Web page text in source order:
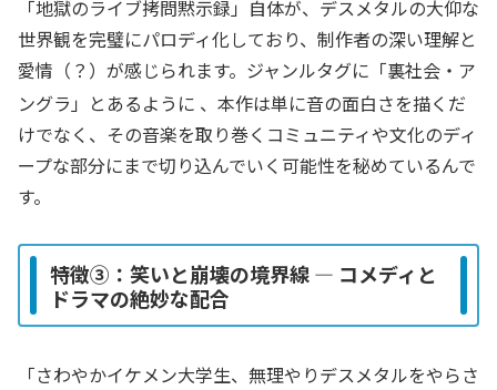
「地獄のライブ拷問黙示録」自体が、デスメタルの大仰な
世界観を完璧にパロディ化しており、制作者の深い理解と
愛情（？）が感じられます。ジャンルタグに「裏社会・ア
ングラ」とあるように 、本作は単に音の面白さを描くだ
けでなく、その音楽を取り巻くコミュニティや文化のディ
ープな部分にまで切り込んでいく可能性を秘めているんで
す。
特徴③：笑いと崩壊の境界線 ― コメディと
ドラマの絶妙な配合
「さわやかイケメン大学生、無理やりデスメタルをやらさ